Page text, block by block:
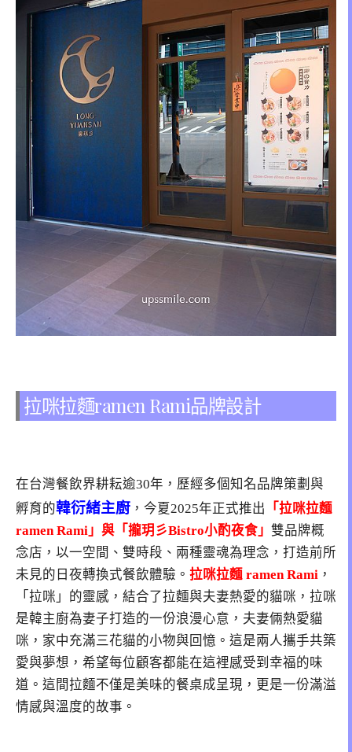
拉咪拉麵ramen Rami品牌設計
在台灣餐飲界耕耘逾30年，歷經多個知名品牌策劃與
孵育的韓衍緒主廚 ，今夏2025年正式推出
「拉咪拉麵
ramen Rami」與「攏玥彡Bistro小酌夜食」 雙品牌概
念店，以一空間、雙時段、兩種靈魂為理念，打造前所
未見的日夜轉換式餐飲體驗。 拉咪拉麵 ramen Rami ，
「拉咪」的靈感，結合了拉麵與夫妻熱愛的貓咪，拉咪
是韓主廚為妻子打造的一份浪漫心意，夫妻倆熱愛貓
咪，家中充滿三花貓的小物與回憶。這是兩人攜手共築
愛與夢想，希望每位顧客都能在這裡感受到幸福的味
道。這間拉麵不僅是美味的餐桌成呈現，更是一份滿溢
情感與溫度的故事。